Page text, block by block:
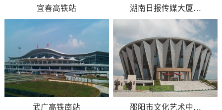
宜春高铁站 湖南日报传媒大厦…
武广高铁南站 邵阳市文化艺术中…